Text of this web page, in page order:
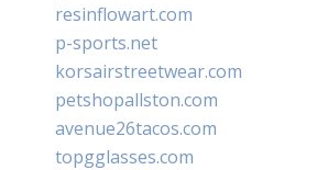
resinflowart.com
p-sports.net
korsairstreetwear.com
petshopallston.com
avenue26tacos.com
topgglasses.com